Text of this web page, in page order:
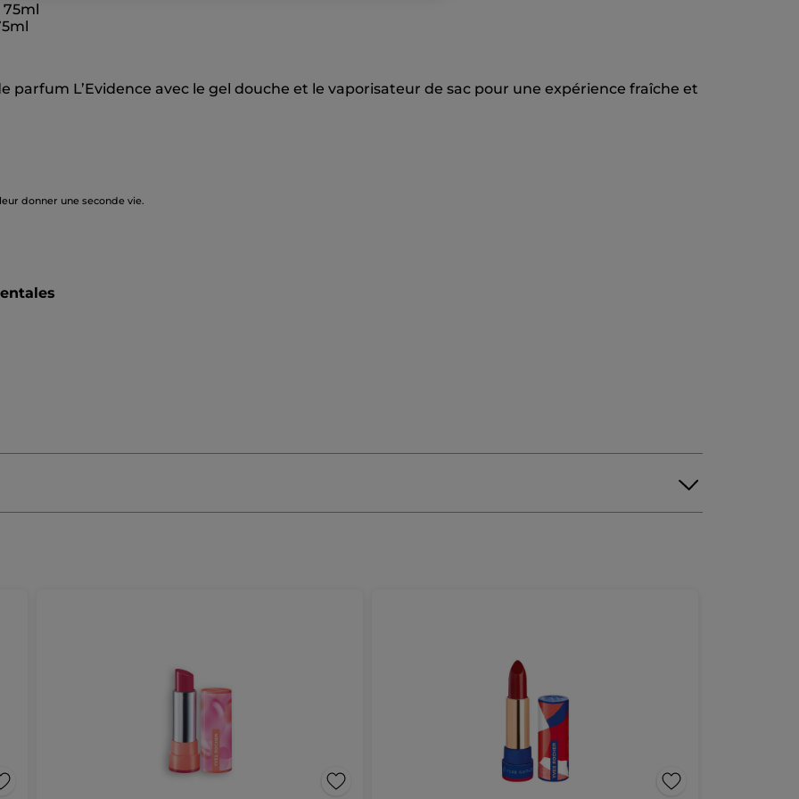
parfum L’Evidence avec le gel douche et le vaporisateur de sac pour une expérience fraîche et
donner une seconde vie.